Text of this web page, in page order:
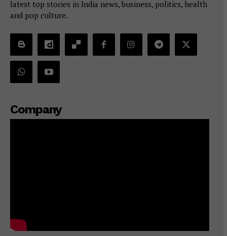
latest top stories in India news, business, politics, health
and pop culture.
Company